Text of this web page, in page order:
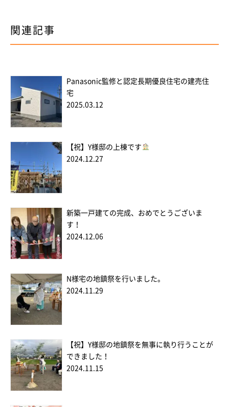
関連記事
Panasonic監修と認定長期優良住宅の建売住
宅
2025.03.12
【祝】Y様邸の上棟です
2024.12.27
新築一戸建ての完成、おめでとうございま
す！
2024.12.06
N様宅の地鎮祭を行いました。
2024.11.29
【祝】Y様邸の地鎮祭を無事に執り行うことが
できました！
2024.11.15